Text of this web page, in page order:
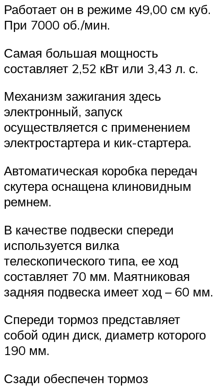
Работает он в режиме 49,00 см куб.
При 7000 об./мин.
Самая большая мощность
составляет 2,52 кВт или 3,43 л. с.
Механизм зажигания здесь
электронный, запуск
осуществляется с применением
электростартера и кик-стартера.
Автоматическая коробка передач
скутера оснащена клиновидным
ремнем.
В качестве подвески спереди
используется вилка
телескопического типа, ее ход
составляет 70 мм. Маятниковая
задняя подвеска имеет ход – 60 мм.
Спереди тормоз представляет
собой один диск, диаметр которого
190 мм.
Сзади обеспечен тормоз